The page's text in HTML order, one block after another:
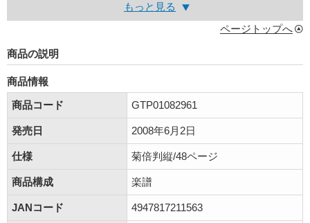
もっと見る
ページトップへ
商品の説明
商品情報
商品コード
GTP01082961
発売日 2008年6月2日
仕様 菊倍判縦/48ページ
商品構成 楽譜
JANコード 4947817211563